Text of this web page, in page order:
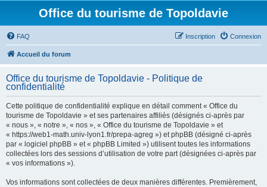
Office du tourisme de Topoldavie
FAQ Connexion
Inscription
Accueil du forum
Office du tourisme de Topoldavie - Politique de
confidentialité
Cette politique de confidentialité explique en détail comment « Office du
tourisme de Topoldavie » et ses partenaires affiliés (désignés ci-après par
« nous », « notre », « nos », « Office du tourisme de Topoldavie » et
« https://web1-math.univ-lyon1.fr/prepa-agreg ») et phpBB (désigné ci-après
par « logiciel phpBB » et « phpBB Limited ») utilisent toutes les informations
collectées lors des sessions d’utilisation de votre part (désignées ci-après par
« vos informations »).
Vos informations sont collectées de deux manières différentes. Premièrement,